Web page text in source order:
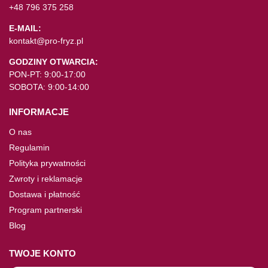
+48 796 375 258
E-MAIL:
kontakt@pro-fryz.pl
GODZINY OTWARCIA:
PON-PT: 9:00-17:00
SOBOTA: 9:00-14:00
INFORMACJE
O nas
Regulamin
Polityka prywatności
Zwroty i reklamacje
Dostawa i płatność
Program partnerski
Blog
TWOJE KONTO